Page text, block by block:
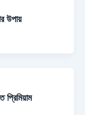
উপায়
প্রিমিয়াম